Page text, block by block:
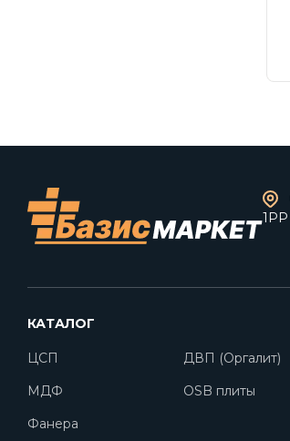
1РР
КАТАЛОГ
ЦСП ДВП (Оргалит)
МДФ
OSB плиты
Фанера